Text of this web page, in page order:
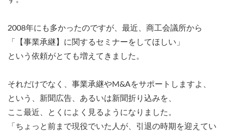
2008年にも多かったのですが、最近、商工会議所から
「【事業承継】に関するセミナーをしてほしい」
という依頼がとても増えてきました。
それだけでなく、事業承継やM&Aをサポートしますよ、
という、新聞広告、あるいは新聞折り込みを、
ここ最近、とくによく見るようになりました。
「ちょっと前まで現役でいた人が、引退の時期を迎えてい